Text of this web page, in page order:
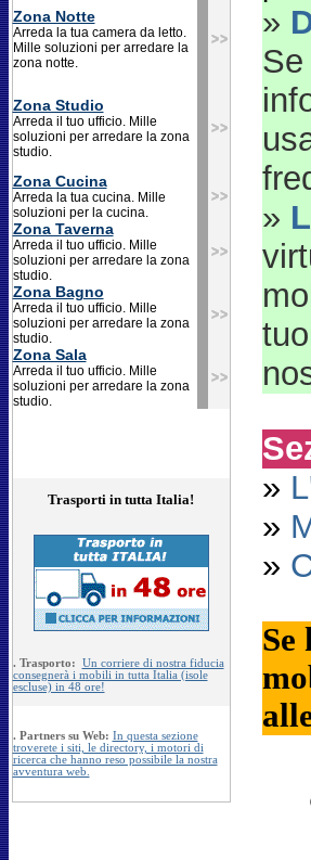
Zona Notte
Arreda la tua camera da letto.
Mille soluzioni per arredare la
zona notte.
Zona Studio
Arreda il tuo ufficio. Mille
soluzioni per arredare la zona
studio.
Zona Cucina
Arreda la tua cucina. Mille
soluzioni per la cucina.
Zona Taverna
Arreda il tuo ufficio. Mille
soluzioni per arredare la zona
studio.
Zona Bagno
Arreda il tuo ufficio. Mille
soluzioni per arredare la zona
studio.
Zona Sala
Arreda il tuo ufficio. Mille
soluzioni per arredare la zona
studio.
Trasporti in tutta Italia!
. Trasporto: Un corriere di nostra fiducia
consegnerà i mobili in tutta Italia (isole
escluse) in 48 ore!
. Partners su Web: In questa sezione
troverete i siti, le directory, i motori di
ricerca che hanno reso possibile la nostra
avventura web.
»
»
»
»
»
Se